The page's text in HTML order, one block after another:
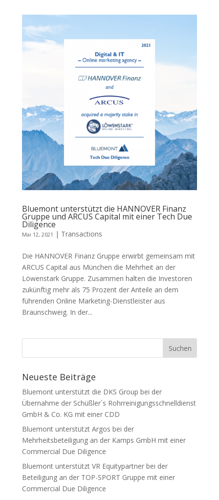
Bluemont unterstützt die HANNOVER Finanz
Gruppe und ARCUS Capital mit einer Tech Due
Diligence
Mai 12, 2021 | Transactions
Die HANNOVER Finanz Gruppe erwirbt gemeinsam mit
ARCUS Capital aus München die Mehrheit an der
Löwenstark Gruppe. Zusammen halten die Investoren
zukünftig mehr als 75 Prozent der Anteile an dem
führenden Online Marketing-Dienstleister aus
Braunschweig. In der...
Neueste Beiträge
Bluemont unterstützt die DKS Group bei der
Übernahme der Schüßler´s Rohrreinigungsschnelldienst
GmbH & Co. KG mit einer CDD
Bluemont unterstützt Argos bei der
Mehrheitsbeteiligung an der Kamps GmbH mit einer
Commercial Due Diligence
Bluemont unterstützt VR Equitypartner bei der
Beteiligung an der TOP-SPORT Gruppe mit einer
Commercial Due Diligence